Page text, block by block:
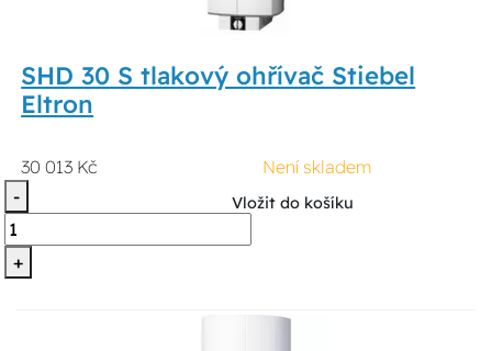
SHD 30 S tlakový ohřívač Stiebel
Eltron
30 013 Kč
Není skladem
-
+
Vložit do košíku